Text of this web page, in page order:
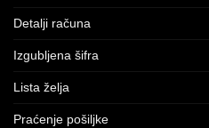
Detalji računa
Izgubljena šifra
Lista želja
Praćenje pošiljke